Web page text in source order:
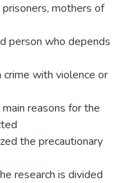
mothers of
person who depends
with violence or
reasons for the
the precautionary
research is divided